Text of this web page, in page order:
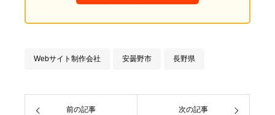
Webサイト制作会社 安曇野市 長野県
前の記事 次の記事